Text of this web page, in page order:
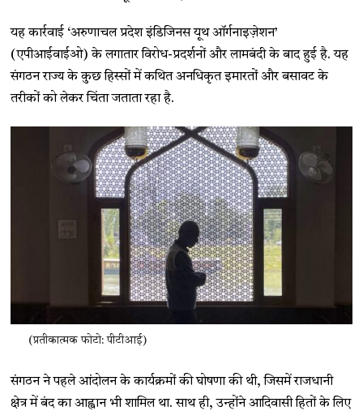
यह कार्रवाई ‘अरुणाचल प्रदेश इंडिजिनस यूथ ऑर्गनाइज़ेशन’
(एपीआईवाईओ) के लगातार विरोध-प्रदर्शनों और लामबंदी के बाद हुई है. यह
संगठन राज्य के कुछ हिस्सों में कथित अनधिकृत इमारतों और बसावट के
तरीकों को लेकर चिंता जताता रहा है.
(प्रतीकात्मक फोटो: पीटीआई)
संगठन ने पहले आंदोलन के कार्यक्रमों की घोषणा की थी, जिसमें राजधानी
क्षेत्र में बंद का आह्वान भी शामिल था. साथ ही, उन्होंने आदिवासी हितों के लिए